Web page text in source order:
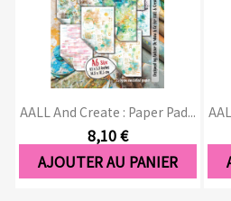
AALL And Create : Paper Pad...
8,10 €
AJOUTER AU PANIER